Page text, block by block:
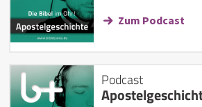
Zum Podcast
Podcast